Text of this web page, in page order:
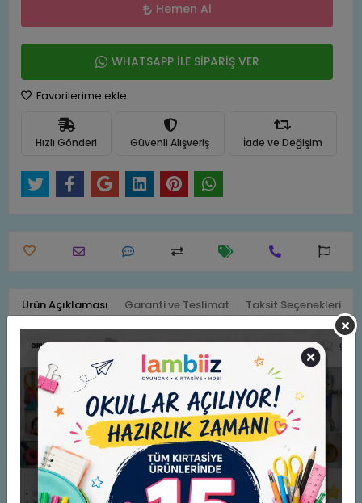
Hemen Al
WHATSAPP İLE SİPARİŞ VER
Favorilerime ekle
Hızlı Gönderi Güvenli Alışveriş İade ve Değişim
Ürün Açıklaması Garanti ve Teslimat Taksit Seçenekleri
Benzer Ürünler